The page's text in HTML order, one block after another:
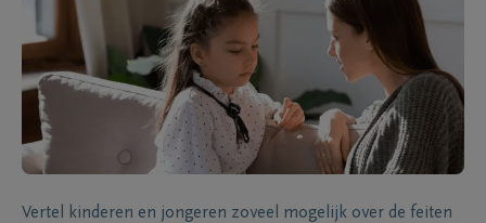
Vertel kinderen en jongeren zoveel mogelijk over de feiten